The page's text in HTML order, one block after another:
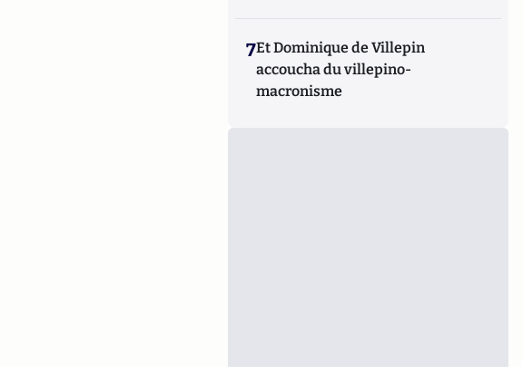
7Et Dominique de Villepin
accoucha du villepino-
macronisme